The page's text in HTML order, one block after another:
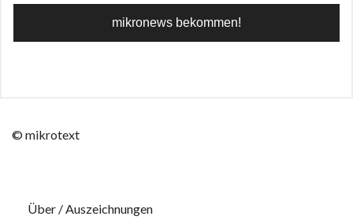
© mikrotext
Über / Auszeichnungen